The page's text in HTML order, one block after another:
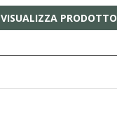
VISUALIZZA PRODOTTO